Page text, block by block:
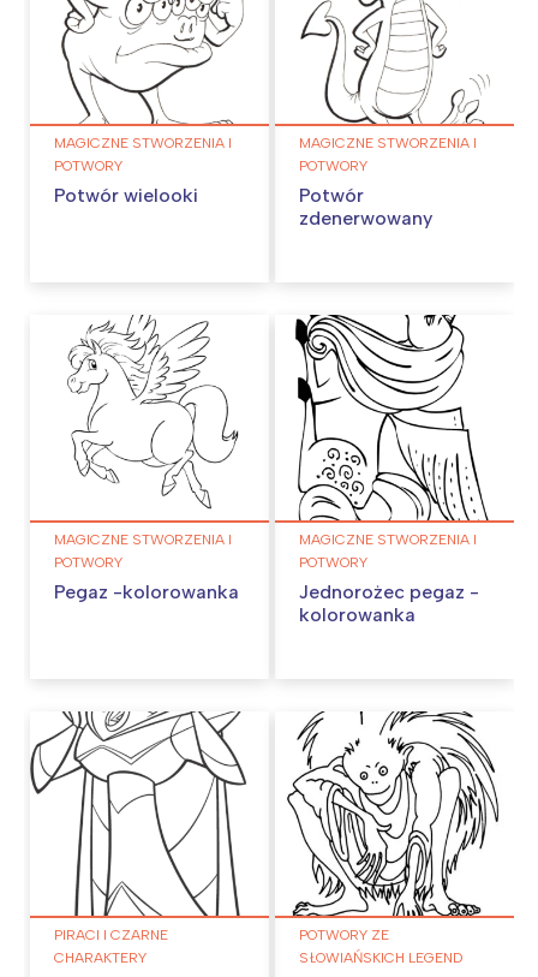
MAGICZNE STWORZENIA I
POTWORY
Potwór wielooki
MAGICZNE STWORZENIA I
POTWORY
Potwór
zdenerwowany
MAGICZNE STWORZENIA I
POTWORY
Pegaz -kolorowanka
MAGICZNE STWORZENIA I
POTWORY
Jednorożec pegaz -
kolorowanka
PIRACI I CZARNE
CHARAKTERY
POTWORY ZE
SŁOWIAŃSKICH LEGEND